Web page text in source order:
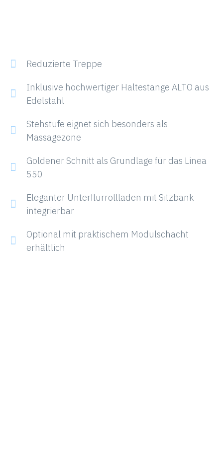
Reduzierte Treppe
Inklusive hochwertiger Haltestange ALTO aus
Edelstahl
Stehstufe eignet sich besonders als
Massagezone
Goldener Schnitt als Grundlage für das Linea
550
Eleganter Unterflurrollladen mit Sitzbank
integrierbar
Optional mit praktischem Modulschacht
erhältlich